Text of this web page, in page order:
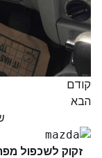
קודם
הבא
זקוק לשכפול